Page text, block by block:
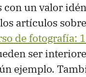
con un valor
artículos
de fotografía:
ser
ejemplo.